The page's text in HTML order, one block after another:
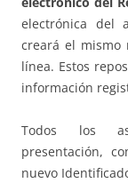
electrónica del
creará el mismo
línea. Estos
información
Todos los
presentación,
nuevo